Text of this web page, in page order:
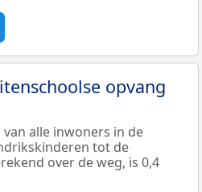
opvang
alle inwoners in de
tot de
over de weg, is 0,4